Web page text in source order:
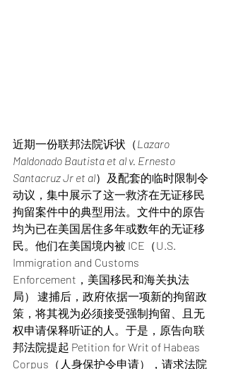
近期一份联邦法院诉状（Lazaro
Maldonado Bautista et al v. Ernesto
Santacruz Jr et al）及配套的临时限制令
动议，集中展示了这一救济在无证移民
拘留案件中的典型用法。文件中的原告
均为已在美国居住多年或数年的无证移
民。他们在美国境内被 ICE（U.S.
Immigration and Customs
Enforcement，美国移民和海关执法
局） 逮捕后，政府依据一项新的拘留政
策，将其视为必须接受强制拘留、且无
权申请保释听证的人。于是，原告向联
邦法院提起 Petition for Writ of Habeas
Corpus（人身保护令申请），请求法院